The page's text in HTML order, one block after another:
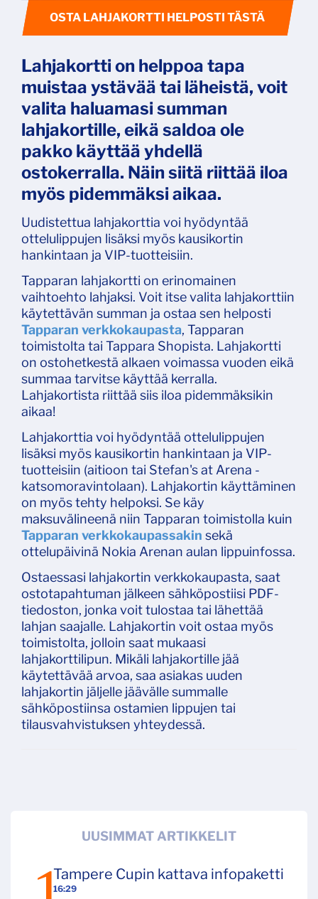
OSTA LAHJAKORTTI HELPOSTI TÄSTÄ
Lahjakortti on helppoa tapa
muistaa ystävää tai läheistä, voit
valita haluamasi summan
lahjakortille, eikä saldoa ole
pakko käyttää yhdellä
ostokerralla. Näin siitä riittää iloa
myös pidemmäksi aikaa.
Uudistettua lahjakorttia voi hyödyntää
ottelulippujen lisäksi myös kausikortin
hankintaan ja VIP-tuotteisiin.
Tapparan lahjakortti on erinomainen
vaihtoehto lahjaksi. Voit itse valita lahjakorttiin
käytettävän summan ja ostaa sen helposti
Tapparan verkkokaupasta, Tapparan
toimistolta tai Tappara Shopista. Lahjakortti
on ostohetkestä alkaen voimassa vuoden eikä
summaa tarvitse käyttää kerralla.
Lahjakortista riittää siis iloa pidemmäksikin
aikaa!
Lahjakorttia voi hyödyntää ottelulippujen
lisäksi myös kausikortin hankintaan ja VIP-
tuotteisiin (aitioon tai Stefan's at Arena -
katsomoravintolaan). Lahjakortin käyttäminen
on myös tehty helpoksi. Se käy
maksuvälineenä niin Tapparan toimistolla kuin
Tapparan verkkokaupassakin sekä
ottelupäivinä Nokia Arenan aulan lippuinfossa.
Ostaessasi lahjakortin verkkokaupasta, saat
ostotapahtuman jälkeen sähköpostiisi PDF-
tiedoston, jonka voit tulostaa tai lähettää
lahjan saajalle. Lahjakortin voit ostaa myös
toimistolta, jolloin saat mukaasi
lahjakorttilipun. Mikäli lahjakortille jää
käytettävää arvoa, saa asiakas uuden
lahjakortin jäljelle jäävälle summalle
sähköpostiinsa ostamien lippujen tai
tilausvahvistuksen yhteydessä.
UUSIMMAT ARTIKKELIT
16:29
Tampere Cupin kattava infopaketti